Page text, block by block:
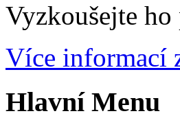
Vyzkoušejte
Více informací
Hlavní Menu